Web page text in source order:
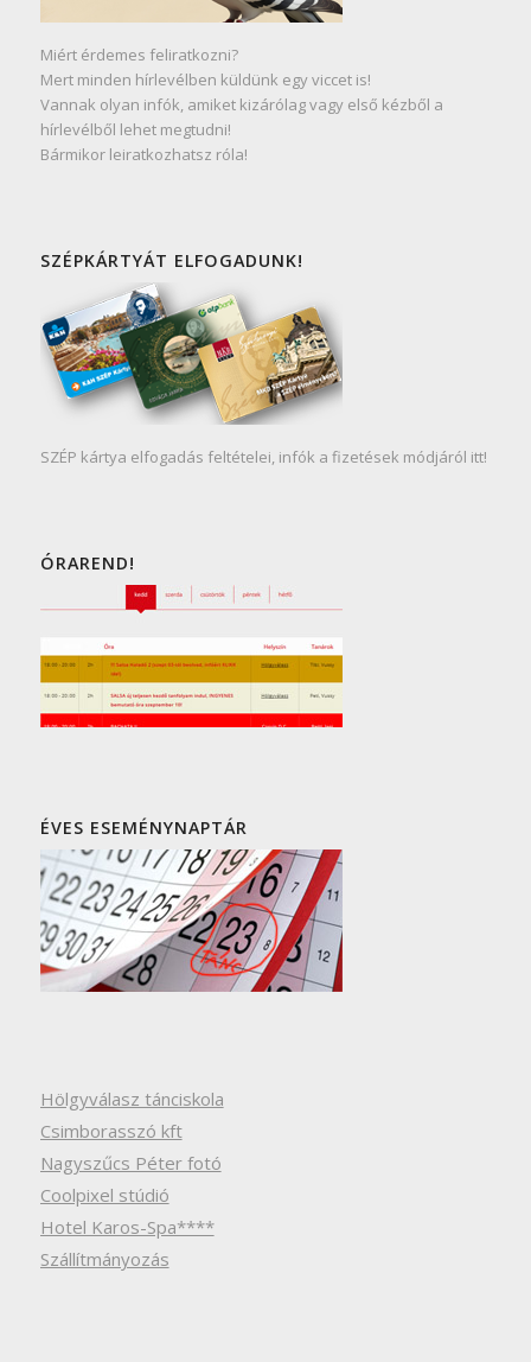
Miért érdemes feliratkozni?
Mert minden hírlevélben küldünk egy viccet is!
Vannak olyan infók, amiket kizárólag vagy első kézből a
hírlevélből lehet megtudni!
Bármikor leiratkozhatsz róla!
SZÉPKÁRTYÁT ELFOGADUNK!
SZÉP kártya elfogadás feltételei, infók a fizetések módjáról itt!
ÓRAREND!
ÉVES ESEMÉNYNAPTÁR
Hölgyválasz tánciskola
Csimborasszó kft
Nagyszűcs Péter fotó
Coolpixel stúdió
Hotel Karos-Spa****
Szállítmányozás